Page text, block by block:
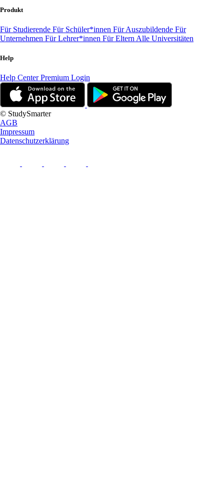
Produkt
Für Studierende Für Schüler*innen Für Auszubildende Für
Unternehmen Für Lehrer*innen Für Eltern Alle Universitäten
Help
Help CenterPremium Login
© StudySmarter
AGB
Impressum
Datenschutzerklärung